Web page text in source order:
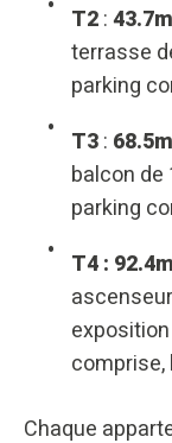
T2:
terrasse
parking
T3:
balcon de
parking
T4 :
comprise,
Chaque